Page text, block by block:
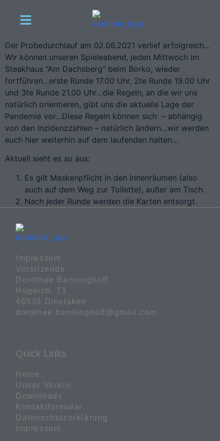
Der Probedurchlauf am 02.06.2021 verlief erfolgreich…
Wir können unseren Spieleabend, jeden Mittwoch im
Steakhaus “Am Dachsberg” beim Borko, wieder
fortführen…erste Runde 17.00 Uhr, 2te Runde 19.00 Uhr
und 3te Runde 21.00 Uhr…die Regeln, an die wir uns
natürlich orientieren, gibt uns die aktuelle Lage der
Pandemie vor…Diese Regeln können sich – abhängig
von den Inzidenzzahlen – natürlich ändern…wir werden
euch hier weiterhin auf dem laufenden halten…
Aktuell sieht es so aus:
Es gilt Maskenpflicht in den Innenräumen (also
auch auf dem Weg zur Toilette), außer am Tisch.
Nach jeder Runde werden die Karten entsorgt.
Impressum
Vorsitzende
Dorothee Benninghoff
Hügelstr. 71
46539 Dinslaken
dorothee.benninghoff@gmail.com
Quick Links
Home
Unser Verein
Downloads
Kontaktformular
Datenschutzerklärung
Impressum